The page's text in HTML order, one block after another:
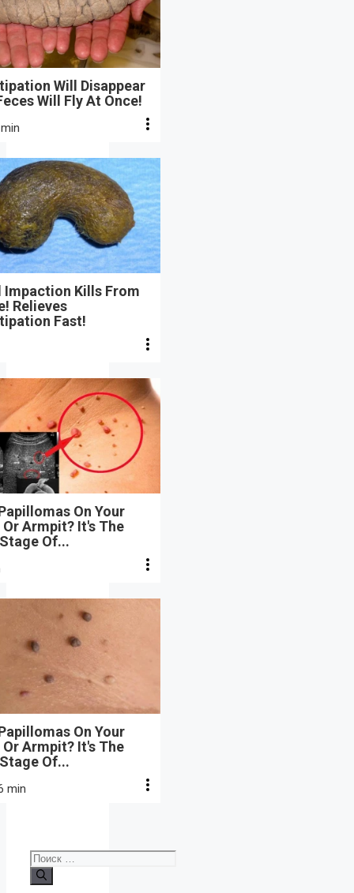
Will Disappear
Will Fly At Once!
Impaction Kills From
Relieves
Fast!
On Your
Armpit? It's The
Of...
On Your
Armpit? It's The
Of...
min
Поиск: